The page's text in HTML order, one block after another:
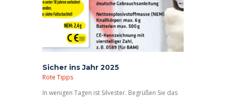
Sicher ins Jahr 2025
Rote Tipps
In wenigen Tagen ist Silvester. Begrüßen Sie das